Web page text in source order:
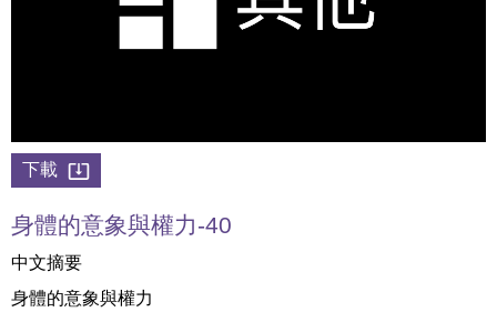
下載
身體的意象與權力-40
中文摘要
身體的意象與權力